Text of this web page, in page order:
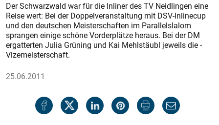
Der Schwarzwald war für die Inliner des TV Neidlingen eine
Reise wert: Bei der Doppelveranstaltung mit DSV-Inlinecup
und den deutschen Meisterschaften im Parallelslalom
sprangen einige schöne Vorderplätze heraus. Bei der DM
ergatterten Julia Grüning und Kai Mehlstäubl jeweils die ­
Vizemeisterschaft.
25.06.2011